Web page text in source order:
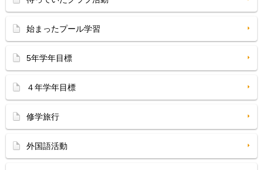
始まったプール学習
5年学年目標
４年学年目標
修学旅行
外国語活動